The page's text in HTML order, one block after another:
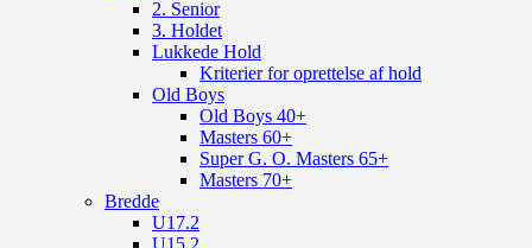
2. Senior
3. Holdet
Lukkede Hold
Kriterier for oprettelse af hold
Old Boys
Old Boys 40+
Masters 60+
Super G. O. Masters 65+
Masters 70+
Bredde
U17.2
U15.2